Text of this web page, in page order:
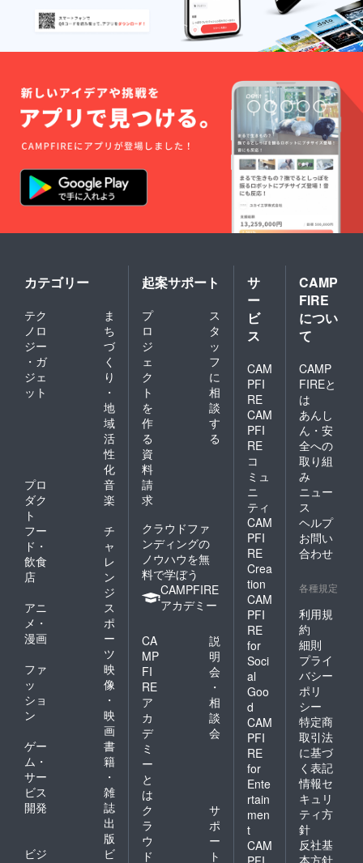
カテゴリー
テク
ノロ
ジー
・ガ
ジェ
ット
ま
ち
づ
く
り
・
地
域
活
性
化
プロ
ダク
ト
音
楽
フー
ド・
飲食
店
チ
ャ
レ
ン
ジ
アニ
メ・
漫画
ス
ポ
ー
ツ
ファ
ッ
ショ
ン
映
像
・
映
画
ゲー
ム・
サー
ビス
開発
書
籍
・
雑
誌
出
版
ビジ
ビ
起案サポート
プ
ロ
ジ
ェ
ク
ト
を
作
る
ス
タ
ッ
フ
に
相
談
す
る
資
料
請
求
クラウドファ
ンディングの
ノウハウを無
料で学ぼう
CAMPFIRE
アカデミー
CA
MP
FI
RE
ア
カ
デ
ミ
ー
と
は
説
明
会
・
相
談
会
ク
ラ
ウ
ド
サ
ポ
ー
ト
サ
ー
ビ
ス
CAM
PFI
RE
CAM
PFI
RE
コ
ミュ
ニ
ティ
CAM
PFI
RE
Crea
tion
CAM
PFI
RE
for
Soci
al
Goo
d
CAM
PFI
RE
for
Ente
rtain
men
t
CAM
CAMP
FIRE
につい
て
CAMP
FIREと
は
あんし
ん・安
全への
取り組
み
ニュー
ス
ヘルプ
お問い
合わせ
各種規定
利用規
約
細則
プライ
バシー
ポリ
シー
特定商
取引法
に基づ
く表記
情報セ
キュリ
ティ方
針
反社基